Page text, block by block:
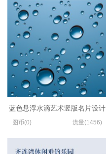
蓝色悬浮水滴艺术竖版名片设计
图币(0) 流量(1456)